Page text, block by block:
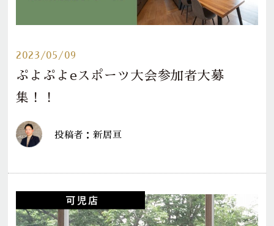
2023/05/09
ぷよぷよeスポーツ大会参加者大募
集！！
投稿者：新居亘